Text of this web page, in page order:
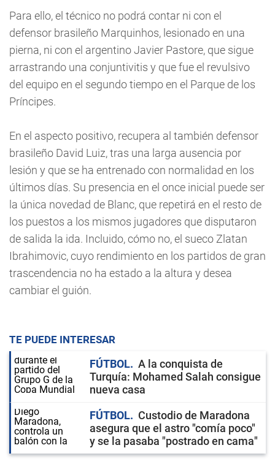
Para ello, el técnico no podrá contar ni con el
defensor brasileño Marquinhos, lesionado en una
pierna, ni con el argentino Javier Pastore, que sigue
arrastrando una conjuntivitis y que fue el revulsivo
del equipo en el segundo tiempo en el Parque de los
Príncipes.
En el aspecto positivo, recupera al también defensor
brasileño David Luiz, tras una larga ausencia por
lesión y que se ha entrenado con normalidad en los
últimos días. Su presencia en el once inicial puede ser
la única novedad de Blanc, que repetirá en el resto de
los puestos a los mismos jugadores que disputaron
de salida la ida. Incluido, cómo no, el sueco Zlatan
Ibrahimovic, cuyo rendimiento en los partidos de gran
trascendencia no ha estado a la altura y desea
cambiar el guión.
TE PUEDE INTERESAR
FÚTBOL
A la conquista de
Turquía: Mohamed Salah consigue
nueva casa
FÚTBOL
Custodio de Maradona
asegura que el astro "comía poco"
y se la pasaba "postrado en cama"